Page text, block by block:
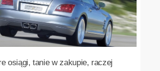
osiągi, tanie w zakupie, raczej